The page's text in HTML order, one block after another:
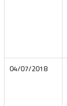
04/07/2018